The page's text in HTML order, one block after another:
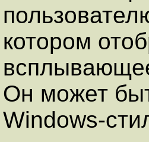
котором
Он может
Windows-